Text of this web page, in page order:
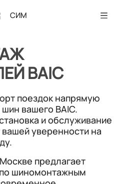
СИМ
BAIC
поездок напрямую
вашего BAIC.
и обслуживание
уверенности на
предлагает
шиномонтажным